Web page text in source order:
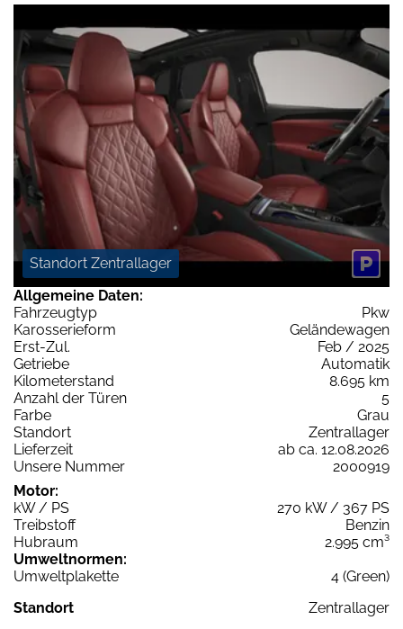
Standort Zentrallager
Allgemeine Daten:
Fahrzeugtyp
Pkw
Karosserieform
Geländewagen
Erst-Zul.
Feb / 2025
Getriebe
Automatik
Kilometerstand
8.695 km
Anzahl der Türen
5
Farbe
Grau
Standort
Zentrallager
Lieferzeit
ab ca. 12.08.2026
Unsere Nummer
2000919
Motor:
kW / PS
270 kW / 367 PS
Treibstoff
Benzin
Hubraum
2.995 cm³
Umweltnormen:
Umweltplakette
4 (Green)
Standort
Zentrallager